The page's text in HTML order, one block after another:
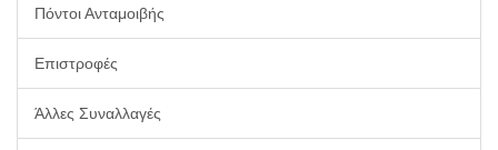
Πόντοι Ανταμοιβής
Επιστροφές
Άλλες Συναλλαγές